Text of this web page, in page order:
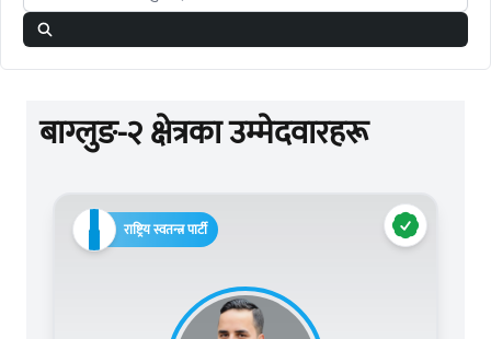
बाग्लुङ-२ क्षेत्रका उम्मेदवारहरू
राष्ट्रिय स्वतन्त्र पार्टी